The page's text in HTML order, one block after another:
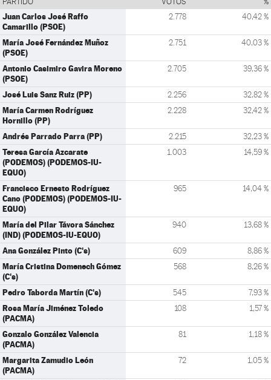
Juan Carlos José Raffo
Camarillo (PSOE)
2.778 40,42 %
María José Fernández Muñoz
(PSOE)
2.751 40,03 %
Antonio Casimiro Gavira Moreno
(PSOE)
2.705 39,36 %
José Luis Sanz Ruiz (PP) 2.256 32,82 %
María Carmen Rodríguez
Hornillo (PP)
2.228 32,42 %
Andrés Parrado Parra (PP) 2.215 32,23 %
Teresa García Azcarate
(PODEMOS) (PODEMOS-IU-
EQUO)
1.003 14,59 %
Francisco Ernesto Rodríguez
Cano (PODEMOS) (PODEMOS-IU-
EQUO)
965 14,04 %
María del Pilar Távora Sánchez
(IND) (PODEMOS-IU-EQUO)
940 13,68 %
Ana González Pinto (C's) 609 8,86 %
María Cristina Domenech Gómez
(C's)
568 8,26 %
Pedro Taborda Martín (C's) 545 7,93 %
Rosa María Jiménez Toledo
(PACMA)
108 1,57 %
Gonzalo González Valencia
(PACMA)
81 1,18 %
Margarita Zamudio León
(PACMA)
72 1,05 %